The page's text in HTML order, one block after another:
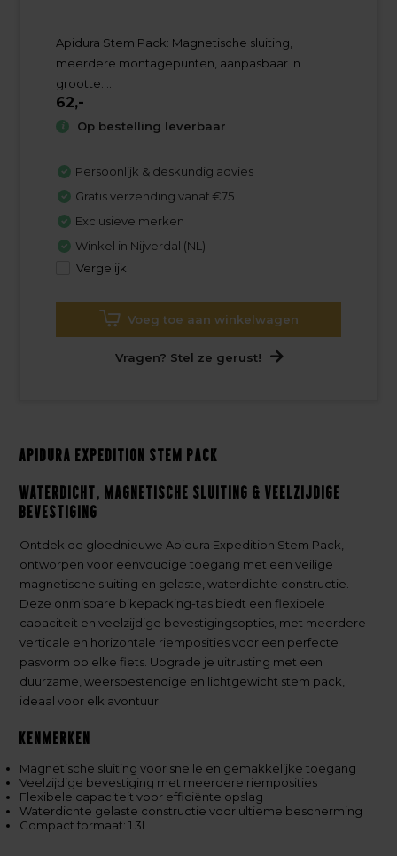
Apidura Stem Pack: Magnetische sluiting,
meerdere montagepunten, aanpasbaar in
grootte....
62,-
Op bestelling leverbaar
Persoonlijk & deskundig advies
Gratis verzending vanaf €75
Exclusieve merken
Winkel in Nijverdal (NL)
Vergelijk
Voeg toe aan winkelwagen
Vragen? Stel ze gerust!
Apidura Expedition Stem Pack
Waterdicht, Magnetische Sluiting & Veelzijdige
Bevestiging
Ontdek de gloednieuwe Apidura Expedition Stem Pack,
ontworpen voor eenvoudige toegang met een veilige
magnetische sluiting en gelaste, waterdichte constructie.
Deze onmisbare bikepacking-tas biedt een flexibele
capaciteit en veelzijdige bevestigingsopties, met meerdere
verticale en horizontale riemposities voor een perfecte
pasvorm op elke fiets. Upgrade je uitrusting met een
duurzame, weersbestendige en lichtgewicht stem pack,
ideaal voor elk avontuur.
Kenmerken
Magnetische sluiting voor snelle en gemakkelijke toegang
Veelzijdige bevestiging met meerdere riemposities
Flexibele capaciteit voor efficiënte opslag
Waterdichte gelaste constructie voor ultieme bescherming
Compact formaat: 1.3L